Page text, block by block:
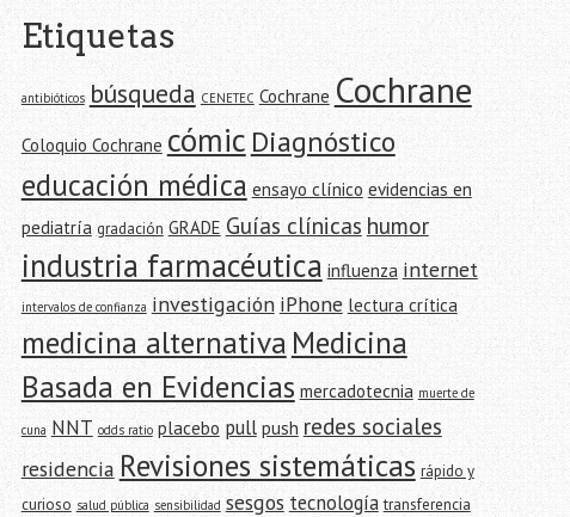
Etiquetas
antibióticos búsqueda CENETEC Cochrane Cochrane
Coloquio Cochrane cómic Diagnóstico
educación médica ensayo clínico evidencias en
pediatría gradación GRADE Guías clínicas humor
industria farmacéutica influenza internet
intervalos de confianza investigación iPhone lectura crítica
medicina alternativaMedicina
Basada en Evidencias mercadotecnia muerte de
cuna NNT odds ratio placebo pull push redes sociales
residencia Revisiones sistemáticas rápido y
curioso salud pública sensibilidad sesgos tecnología transferencia